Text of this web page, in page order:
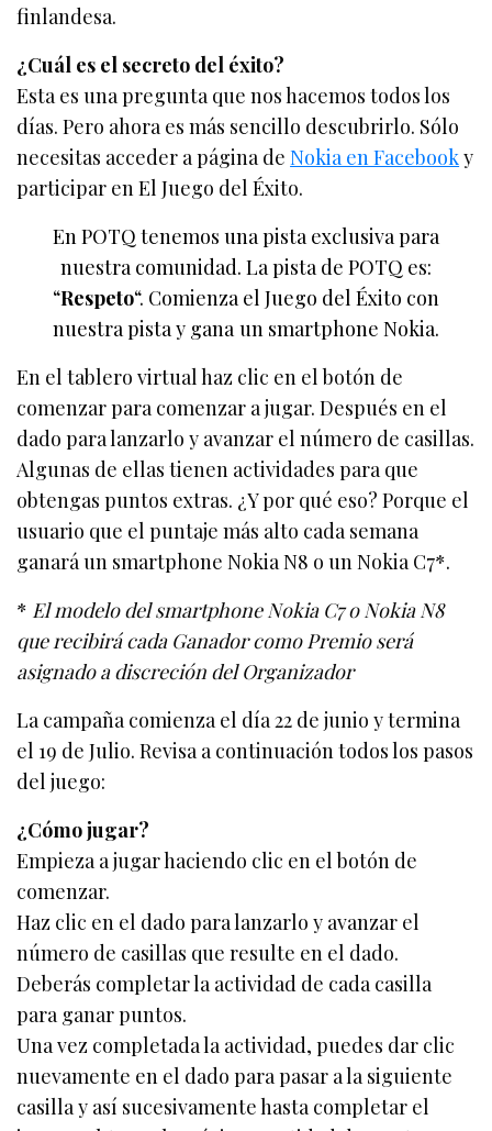
finlandesa.
¿Cuál es el secreto del éxito?
Esta es una pregunta que nos hacemos todos los
días. Pero ahora es más sencillo descubrirlo. Sólo
necesitas acceder a página deNokia en Facebooky
participar en El Juego del Éxito.
En POTQ tenemos una pista exclusiva para
nuestra comunidad. La pista de POTQ es:
“Respeto“. Comienza el Juego del Éxito con
nuestra pista y gana un smartphone Nokia.
En el tablero virtual haz clic en el botón de
comenzar para comenzar a jugar. Después en el
dado para lanzarlo y avanzar el número de casillas.
Algunas de ellas tienen actividades para que
obtengas puntos extras. ¿Y por qué eso? Porque el
usuario que el puntaje más alto cada semana
ganará un smartphone Nokia N8 o un Nokia C7*.
* El modelo del smartphone Nokia C7 o Nokia N8
que recibirá cada Ganador como Premio será
asignado a discreción del Organizador
La campaña comienza el día 22 de junio y termina
el 19 de Julio. Revisa a continuación todos los pasos
del juego:
¿Cómo jugar?
Empieza a jugar haciendo clic en el botón de
comenzar.
Haz clic en el dado para lanzarlo y avanzar el
número de casillas que resulte en el dado.
Deberás completar la actividad de cada casilla
para ganar puntos.
Una vez completada la actividad, puedes dar clic
nuevamente en el dado para pasar a la siguiente
casilla y así sucesivamente hasta completar el